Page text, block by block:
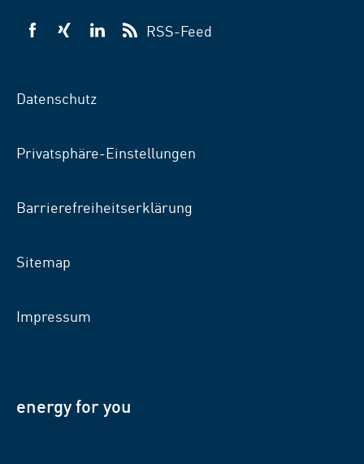
VSB
VSB
VSB
RSS-Feed
Datenschutz
Privatsphäre-Einstellungen
Barrierefreiheitserklärung
Sitemap
Impressum
energy for you